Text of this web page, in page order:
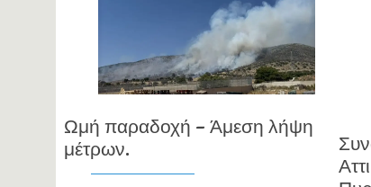
Ωμή παραδοχή – Άμεση λήψη
μέτρων.